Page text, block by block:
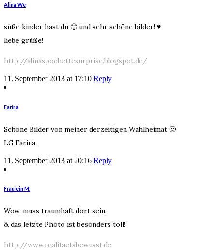
Alina We
süße kinder hast du 🙂 und sehr schöne bilder! ♥
liebe grüße!
http://alinaspochettesurprise.blogspot.de/
11. September 2013 at 17:10 Reply
Farina
Schöne Bilder von meiner derzeitigen Wahlheimat 🙂
LG Farina
11. September 2013 at 20:16 Reply
Fräulein M.
Wow, muss traumhaft dort sein.
& das letzte Photo ist besonders toll!
http://www.realitaetsbewusst.de